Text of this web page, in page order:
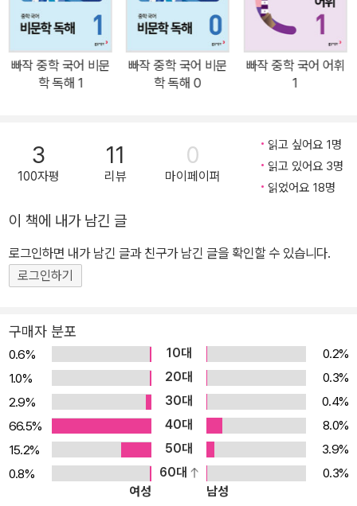
향상할 수 있습니다. 또 문제와 연관된 문학 개념을 곳곳에 제시하여
문학 개념을 익히며 문학 실력을 탄탄히 다질 수 있습니다. • 배경지
식과 사고력을 키우는 '확장하기' 작품의 시대·사회적 배경, 주제 또는
작가와 관련된 배경지식을 제시한 '깊이 읽기', 작품 내용을 바탕으로
즈 비문학 독해 0, 1, 2, 3 | 독해력과 어휘력을 함께 키우는 독해 기본
서 문학 독해 1, 2, 3 | 필수 작품을 통해 문학 독해력을 기르는 독해
기본서 문학x비문학 독해 1, 2, 3 | 문학 독해력과 비문학 독해력을 함
중학 어휘 기본서 한자 어휘 | 한자를 통해 중학 국어 필수 어휘를 배
우는 한자 어휘 기본서 첫 문법 | 중학 국어 문법을 쉽게 익히는 문법
입문서 문법 | 풍부한 문제로 문법 개념을 정리하는 문법서 서술형 쓰
빠작 중학 국어 비문
학 독해 1
빠작 중학 국어 비문
학 독해 0
빠작 중학 국어 어휘
1
3
100자평
11
리뷰
0
마이페이퍼
읽고 싶어요 1명
읽고 있어요 3명
읽었어요 18명
이 책에 내가 남긴 글
로그인하면 내가 남긴 글과 친구가 남긴 글을 확인할 수 있습니다.
로그인하기
구매자 분포
0.6% 10대
0.2%
1.0%
20대
0.3%
2.9%
30대
0.4%
66.5%
40대
8.0%
15.2%
50대
3.9%
0.8%
60대
0.3%
여성
남성